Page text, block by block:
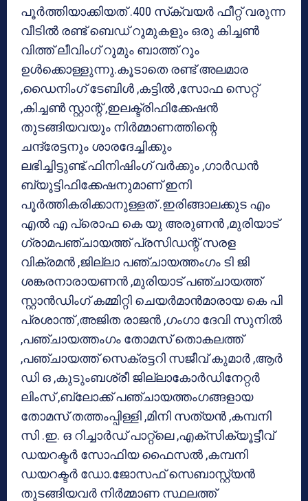
പൂര്‍ത്തിയാക്കിയത് .400 സ്‌ക്വയര്‍ ഫീറ്റ് വരുന്ന
വീടില്‍ രണ്ട് ബെഡ് റൂമുകളും ഒരു കിച്ചണ്‍
വിത്ത് ലീവിംഗ് റൂമും ബാത്ത് റൂം
ഉള്‍ക്കൊള്ളുന്നു.കൂടാതെ രണ്ട് അലമാര
,ഡൈനിംഗ് ടേബിള്‍ ,കട്ടില്‍ ,സോഫ സെറ്റ്
,കിച്ചണ്‍ സ്റ്റാന്റ് ,ഇലക്ട്രിഫിക്കേഷന്‍
തുടങ്ങിയവയും നിര്‍മ്മാണത്തിന്റെ
ചന്ദ്രേട്ടനും ശാരദേച്ചിക്കും
ലഭിച്ചിട്ടുണ്ട്.ഫിനിഷിംഗ് വര്‍ക്കും ,ഗാര്‍ഡന്‍
ബ്യൂട്ടിഫിക്കേഷനുമാണ് ഇനി
പൂര്‍ത്തികരിക്കാനുള്ളത് .ഇരിങ്ങാലക്കുട എം
എല്‍ എ പ്രൊഫ കെ യു അരുണന്‍ ,മുരിയാട്
ഗ്രാമപഞ്ചായത്ത് പ്രസിഡന്റ് സരള
വിക്രമന്‍ ,ജില്ലാ പഞ്ചായത്തംഗം ടി ജി
ശങ്കരനാരായണന്‍ ,മുരിയാട് പഞ്ചായത്ത്
സ്റ്റാന്‍ഡിംഗ് കമ്മിറ്റി ചെയര്‍മാന്‍മാരായ കെ പി
പ്രശാന്ത് ,അജിത രാജന്‍ ,ഗംഗാ ദേവി സുനില്‍
,പഞ്ചായത്തംഗം തോമസ് തൊകലത്ത്
,പഞ്ചായത്ത് സെക്രട്ടറി സജീവ് കുമാര്‍ ,ആര്‍
ഡി ഒ ,കുടുംബശ്രീ ജില്ലാകോര്‍ഡിനേറ്റര്‍
ലിംസ് ,ബ്ലോക്ക് പഞ്ചായത്തംഗങ്ങളായ
തോമസ് തത്തംപ്പിള്ളി ,മിനി സത്യന്‍ ,കമ്പനി
സി .ഇ. ഒ റിച്ചാര്‍ഡ് പാറ്റ്‌ലെ ,എക്‌സിക്യൂട്ടീവ്
ഡയറക്ടര്‍ സോഫിയ ഫൈസല്‍ ,കമ്പനി
ഡയറക്ടര്‍ ഡോ.ജോസഫ് സെബാസ്റ്റ്യന്‍
തുടങ്ങിയവര്‍ നിര്‍മ്മാണ സ്ഥലത്ത്